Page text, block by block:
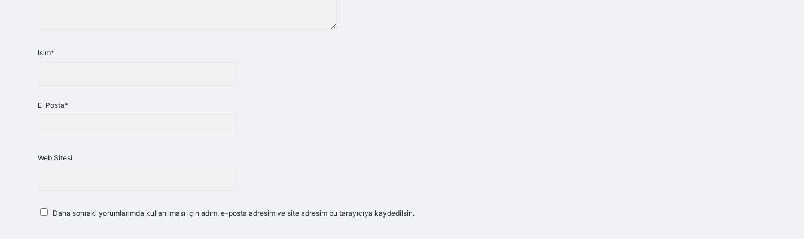
İsim*
E-Posta*
Web Sitesi
Daha sonraki yorumlarımda kullanılması için adım, e-posta adresim ve site adresim bu tarayıcıya kaydedilsin.